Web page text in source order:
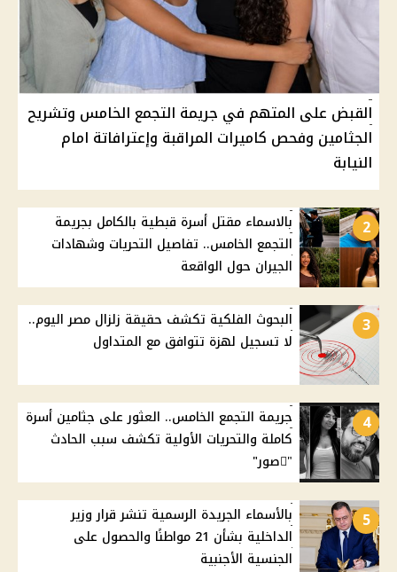
القبض على المتهم في جريمة التجمع الخامس وتشريح
الجثامين وفحص كاميرات المراقبة وإعترافاتة امام
النيابة
2
بالاسماء مقتل أسرة قبطية بالكامل بجريمة
التجمع الخامس.. تفاصيل التحريات وشهادات
الجيران حول الواقعة
3
البحوث الفلكية تكشف حقيقة زلزال مصر اليوم..
لا تسجيل لهزة تتوافق مع المتداول
4
جريمة التجمع الخامس.. العثور على جثامين أسرة
كاملة والتحريات الأولية تكشف سبب الحادث
"ًصور"
5
بالأسماء الجريدة الرسمية تنشر قرار وزير
الداخلية بشأن 21 مواطنًا والحصول على
الجنسية الأجنبية